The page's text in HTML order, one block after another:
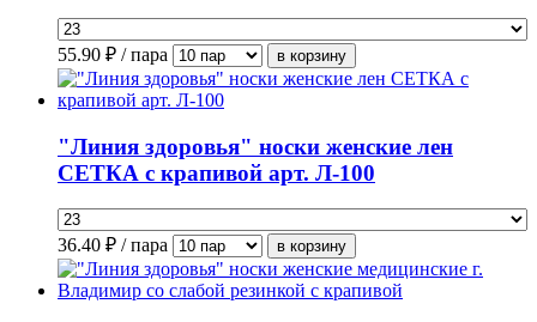
55.90 ₽ / пара
"Линия здоровья" носки женские лен
СЕТКА с крапивой арт. Л-100
36.40 ₽ / пара